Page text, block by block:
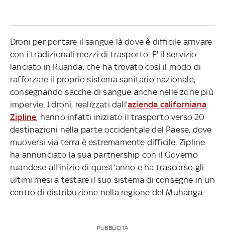
Droni per portare il sangue là dove è difficile arrivare
con i tradizionali mezzi di trasporto. E' il servizio
lanciato in Ruanda, che ha trovato così il modo di
rafforzare il proprio sistema sanitario nazionale,
consegnando sacche di sangue anche nelle zone più
impervie. I droni, realizzati dall’azienda californiana
Zipline, hanno infatti iniziato il trasporto verso 20
destinazioni nella parte occidentale del Paese, dove
muoversi via terra è estremamente difficile. Zipline
ha annunciato la sua partnership con il Governo
ruandese all’inizio di quest’anno e ha trascorso gli
ultimi mesi a testare il suo sistema di consegne in un
centro di distribuzione nella regione del Muhanga.
PUBBLICITÀ